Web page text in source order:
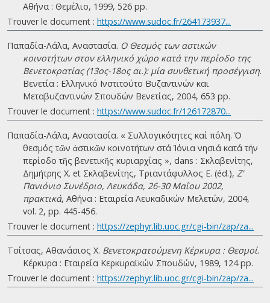
Αθήνα : Θεμέλιο, 1999, 526 pp.
Trouver le document : https://www.sudoc.fr/264173937...
Παπαδία-Λάλα, Αναστασία. Ο Θεσμός των αστικών
κοινοτήτων στον ελληνικό χώρο κατά την περίοδο της
Βενετοκρατίας (13ος-18ος αι.): μία συνθετική προσέγγιση.
Βενετία : Ελληνικό Ινστιτούτο Βυζαντινών και
Μεταβυζαντινών Σπουδών Βενετίας, 2004, 653 pp.
Trouver le document : https://www.sudoc.fr/126172870...
Παπαδία-Λάλα, Αναστασία. « Συλλογικότητες καί πόλη. Ὁ
θεσµός τῶν ἀστικῶν κοινοτήτων στά Ἰόνια νησιά κατά τήν
περίοδο τῆς βενετικῆς κυριαρχίας », dans : Σκλαβενίτης,
Δημήτρης Χ. et Σκλαβενίτης, Τριαντάφυλλος Ε. (éd.), Ζ'
Πανιόνιο Συνέδριο, Λευκάδα, 26-30 Μαΐου 2002,
πρακτικά, Αθήνα : Εταιρεία Λευκαδικών Μελετών, 2004,
vol. 2, pp. 445-456.
Trouver le document : https://zephyr.lib.uoc.gr/cgi-bin/zap/za...
Τσίτσας, Αθανάσιος Χ. Βενετοκρατούμενη Κέρκυρα : Θεσμοί.
Κέρκυρα : Εταιρεία Κερκυραϊκών Σπουδών, 1989, 124 pp.
Trouver le document : https://zephyr.lib.uoc.gr/cgi-bin/zap/za...